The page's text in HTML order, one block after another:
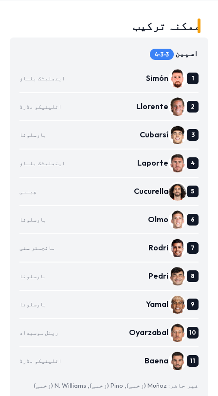
ممکنہ ترکیب
اسپین 4-3-3
Simón ایتھلیٹک بلباؤ
Llorente اٹلیٹیکو مڈرڈ
Cubarsí بارسلونا
Laporte ایتھلیٹک بلباؤ
Cucurella چیلسی
Olmo بارسلونا
Rodri مانچسٹر سٹی
Pedri بارسلونا
Yamal بارسلونا
Oyarzabal ریئل سوسیداد
Baena اٹلیٹیکو مڈرڈ
غیر حاضر: Muñoz (زخمی), Pino (زخمی), N. Williams (زخمی)